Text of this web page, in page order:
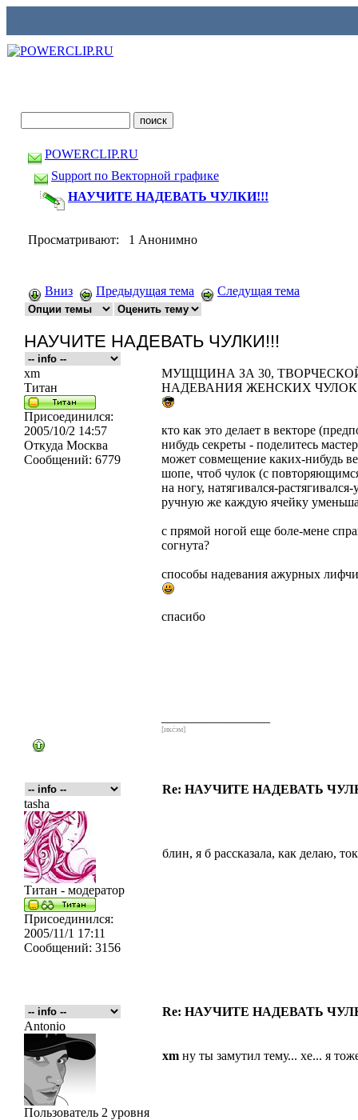
POWERCLIP.RU
Support по Векторной графике
НАУЧИТЕ НАДЕВАТЬ ЧУЛКИ!!!
Просматривают: 1 Анонимно
Вниз Предыдущая тема Следущая тема
НАУЧИТЕ НАДЕВАТЬ ЧУЛКИ!!!
xm
Титан
Присоединился:
2005/10/2 14:57
Откуда Москва
Сообщений: 6779
МУЩЩИНА ЗА 30,
НАДЕВАНИЯ ЖЕНСКИХ
кто как это делает в векторе
нибудь секреты - поделитесь
может совмещение каких-нибудь
шопе, чтоб чулок (с
на ногу, натягивался-
ручную же каждую ячейку
с прямой ногой еще боле-мене
согнута?
способы надевания ажурных
спасибо
[икс́эм]
Re: НАУЧИТЕ НАДЕВАТЬ
tasha
Титан - модератор
Присоединился:
2005/11/1 17:11
Сообщений: 3156
блин, я б рассказала, как делаю,
Re: НАУЧИТЕ НАДЕВАТЬ
Antonio
Пользователь 2 уровня
xm ну ты замутил тему... хе... я